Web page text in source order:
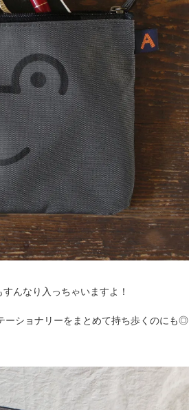
んなり入っちゃいますよ！
ーショナリーをまとめて持ち歩くのにも◎